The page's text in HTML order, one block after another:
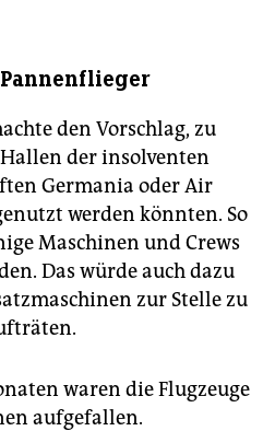
den Vorschlag, zu
der insolventen
Germania oder Air
werden könnten. So
Maschinen und Crews
Das würde auch dazu
zur Stelle zu
waren die Flugzeuge
aufgefallen.